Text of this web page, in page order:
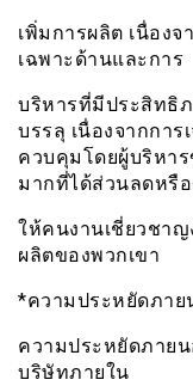
เพิ่มการผลิต เนื่อง
เฉพาะด้านและการ
บริหารที่มีประสิทธิ
บรรลุ เนื่องจากกา
ควบคุมโดยผู้บริหา
มากที่ได้ส่วนลดหรื
ให้คนงานเชี่ยวชา
ผลิตของพวกเขา
*ความประหยัดภาย
ความประหยัดภาย
บริษัทภายใน